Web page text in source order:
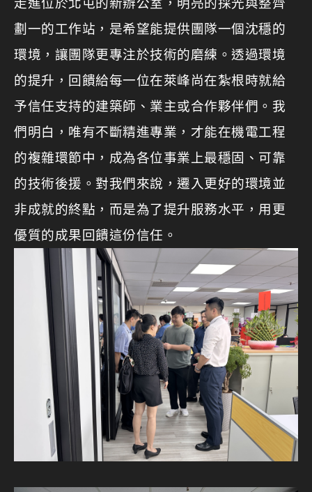
走進位於北屯的新辦公室，明亮的採光與整齊
劃一的工作站，是希望能提供團隊一個沈穩的
環境，讓團隊更專注於技術的磨練。透過環境
的提升，回饋給每一位在萊峰尚在紮根時就給
予信任支持的建築師、業主或合作夥伴們。我
們明白，唯有不斷精進專業，才能在機電工程
的複雜環節中，成為各位事業上最穩固、可靠
的技術後援。對我們來說，遷入更好的環境並
非成就的終點，而是為了提升服務水平，用更
優質的成果回饋這份信任。